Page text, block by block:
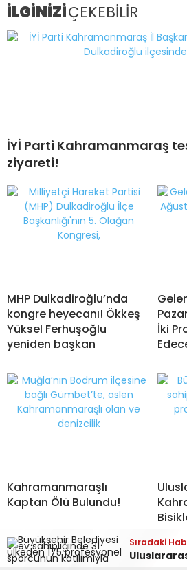
Sıradaki
Sıradaki
Sıradaki
İLGİNİZİÇEKEBİLİR
İYİ Parti Kahramanmaraş
ziyareti!
MHP Dulkadiroğlu’nda
kongre heyecanı! Ökkeş
Yüksel Ferhuşoğlu
yeniden başkan
İki
Kahramanmaraşlı
Kaptan Ölü Bulundu!
Sıradaki